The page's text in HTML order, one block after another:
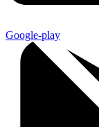
Google-play